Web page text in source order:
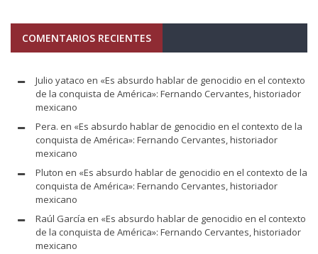
COMENTARIOS RECIENTES
Julio yataco en «Es absurdo hablar de genocidio en el contexto
de la conquista de América»: Fernando Cervantes, historiador
mexicano
Pera. en «Es absurdo hablar de genocidio en el contexto de la
conquista de América»: Fernando Cervantes, historiador
mexicano
Pluton en «Es absurdo hablar de genocidio en el contexto de la
conquista de América»: Fernando Cervantes, historiador
mexicano
Raúl García en «Es absurdo hablar de genocidio en el contexto
de la conquista de América»: Fernando Cervantes, historiador
mexicano